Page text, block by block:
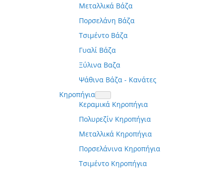
Μεταλλικά Βάζα
Πορσελάνη Βάζα
Τσιμέντο Βάζα
Γυαλί Βάζα
Ξύλινα Βαζα
Ψάθινα Βάζα - Κανάτες
Κηροπήγια
Κεραμικά Κηροπήγια
Πολυρεζίν Κηροπήγια
Μεταλλικά Κηροπήγια
Πορσελάνινα Κηροπήγια
Τσιμέντο Κηροπήγια